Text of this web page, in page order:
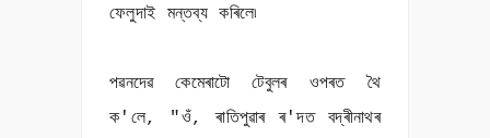
ফেলুদাই মন্তব্য কৰিলে৷
পৱনদেৱ কেমেৰাটো টেবুলৰ ওপৰত থৈ
ক'লে, "ওঁ, ৰাতিপুৱাৰ ৰ'দত বদ্ৰীনাথৰ